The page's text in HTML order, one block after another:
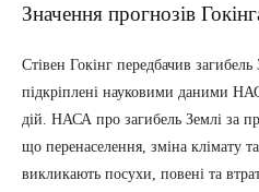
Значення прогнозів
Стівен Гокінг передбачив
підкріплені науковими даними
дій. НАСА про загибель Землі за
що перенаселення, зміна клімату
викликають посухи, повені та